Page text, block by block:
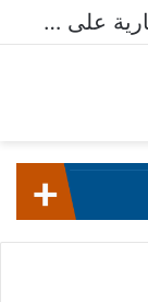
الاسكان تطرح 99 فرصة استثمارية على بوابة خدمات المستثمرين للشركات المصرية واستقبال 204 طلبات للشركات الأجنبية